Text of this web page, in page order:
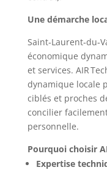
Une démarche
économique
et services. AIR
dynamique locale
ciblés et proches
concilier
personnelle.
Pourquoi choisir
Expertise